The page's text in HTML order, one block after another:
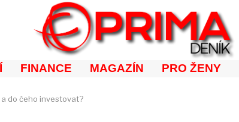
FINANCE MAGAZÍN PRO ŽENY
do čeho investovat?